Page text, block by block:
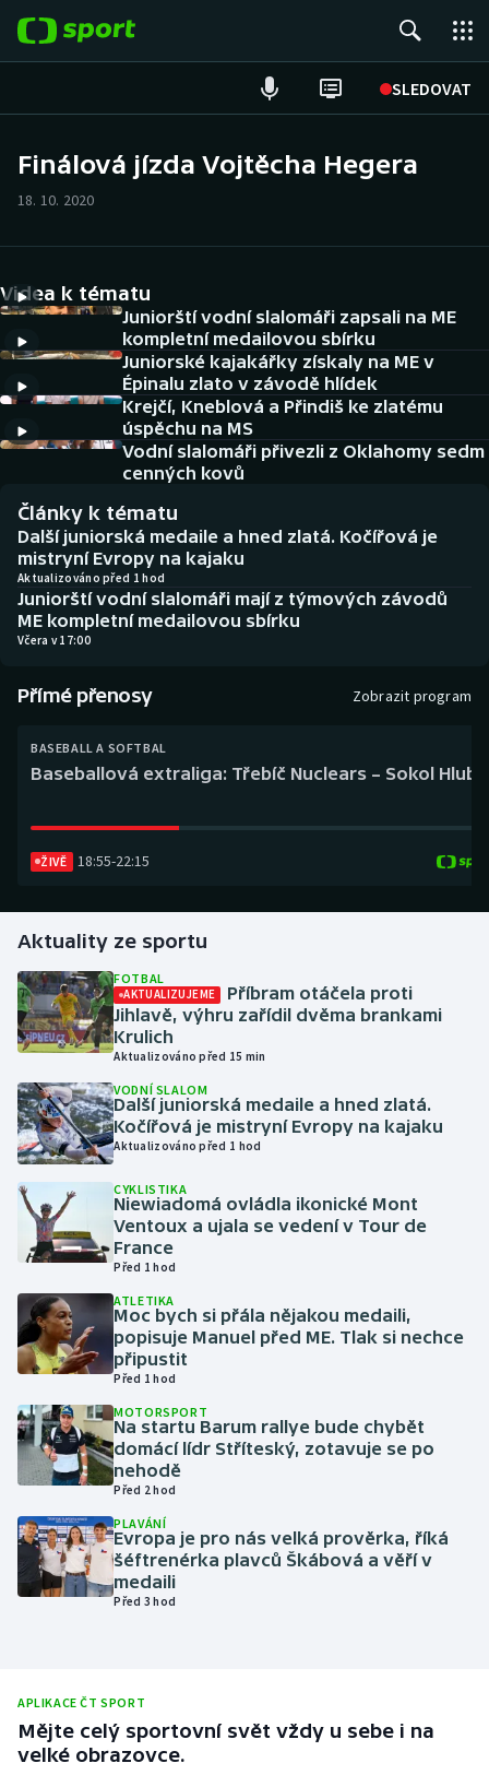
SLEDOVAT
Hokej
Tenis
Atletika
Cyklistika
DALŠÍ SPORTY
Americký fotbal
Baseball a softbal
Basketbal
Biatlon
Curling
Florbal
Golf
Gymnastika
Házená
Jezdectví
Judo
Krasobruslení
Lezení
Lyže a snowboard
Motorsport
Olympijské hry
Parasport
Ragby
Rychlobruslení
NEPŘEHLÉDNĚTE
Soutěže
Historické návraty
Aplikace ČT sport
Finálová jízda Vojtěcha Hegera
18. 10. 2020
Videa k tématu
Juniorští vodní slalomáři zapsali na ME
kompletní medailovou sbírku
Juniorské kajakářky získaly na ME v
Épinalu zlato v závodě hlídek
Krejčí, Kneblová a Přindiš ke zlatému
úspěchu na MS
Vodní slalomáři přivezli z Oklahomy sedm
cenných kovů
Články k tématu
Další juniorská medaile a hned zlatá. Kočířová je
mistryní Evropy na kajaku
Aktualizováno před 1 hod
Juniorští vodní slalomáři mají z týmových závodů
ME kompletní medailovou sbírku
Včera v 17:00
Přímé přenosy Zobrazit program
BASEBALL A SOFTBAL
Baseballová extraliga: Třebíč Nuclears – Sokol
ŽIVĚ 18:55-22:15
Aktuality ze sportu
FOTBAL
AKTUALIZUJEME
Příbram otáčela proti
Jihlavě, výhru zařídil dvěma brankami
Krulich
Aktualizováno před 15 min
VODNÍ SLALOM
Další juniorská medaile a hned zlatá.
Kočířová je mistryní Evropy na kajaku
Aktualizováno před 1 hod
CYKLISTIKA
Niewiadomá ovládla ikonické Mont
Ventoux a ujala se vedení v Tour de
France
Před 1 hod
ATLETIKA
Moc bych si přála nějakou medaili,
popisuje Manuel před ME. Tlak si nechce
připustit
Před 1 hod
MOTORSPORT
Na startu Barum rallye bude chybět
domácí lídr Stříteský, zotavuje se po
nehodě
Před 2 hod
PLAVÁNÍ
Evropa je pro nás velká prověrka, říká
šéftrenérka plavců Škábová a věří v
medaili
Před 3 hod
APLIKACE ČT SPORT
Mějte celý sportovní svět vždy u sebe i na
velké obrazovce.